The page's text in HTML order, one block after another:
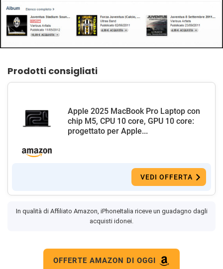
Prodotti consigliati
Apple 2025 MacBook Pro Laptop con
chip M5, CPU 10 core, GPU 10 core:
progettato per Apple...
VEDI OFFERTA
In qualità di Affiliato Amazon, iPhoneItalia riceve un guadagno dagli
acquisti idonei.
OFFERTE AMAZON DI OGGI